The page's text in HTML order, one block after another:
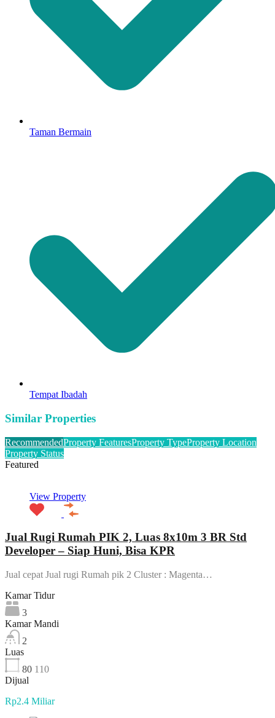
Taman Bermain
Tempat Ibadah
Similar Properties
RecommendedProperty FeaturesProperty TypeProperty Location
Property Status
Featured
View Property
Jual Rugi Rumah PIK 2, Luas 8x10m 3 BR Std
Developer – Siap Huni, Bisa KPR
Jual cepat Jual rugi Rumah pik 2 Cluster : Magenta…
Kamar Tidur
3
Kamar Mandi
2
Luas
80 110
Dijual
Rp2.4 Miliar